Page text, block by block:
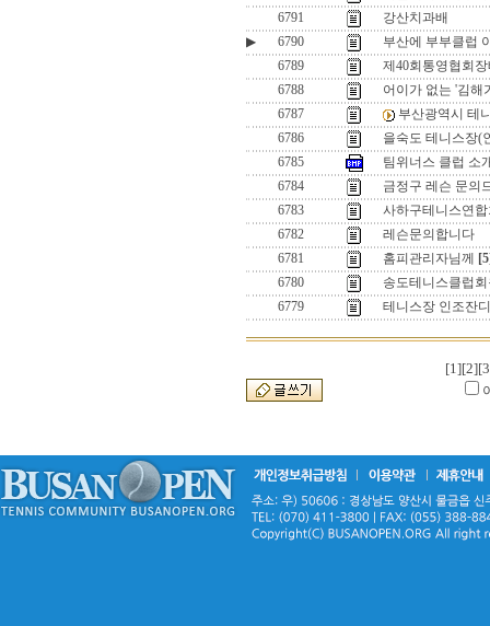
6791
강산치과배
▶
6790
부산에 부부클럽
6789
제40회통영협회
6788
어이가 없는 '김해
6787
부산광역시 테
6786
을숙도 테니스장(
6785
팀위너스 클럽 소
6784
금정구 레슨 문의
6783
사하구테니스연
6782
레슨문의합니다
6781
홈피관리자님께
6780
송도테니스클럽
6779
테니스장 인조잔
[1][2]